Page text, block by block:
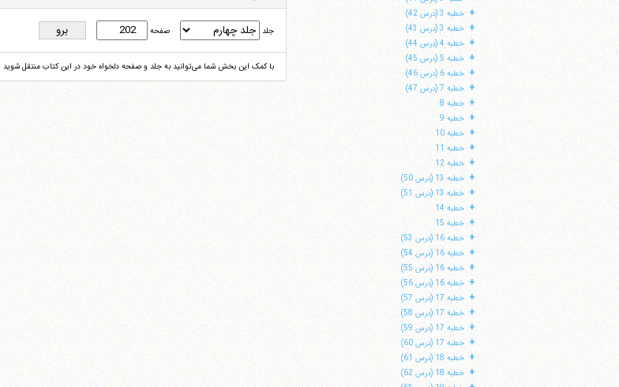
+ خطبه 3 (درس 42)
+ خطبه 3 (درس 43)
+ خطبه 4 (درس 44)
+ خطبه 5 (درس 45)
+ خطبه 6 (درس 46)
+ خطبه 7 (درس 47)
+ خطبه 8
+ خطبه 9
+ خطبه 10
+ خطبه 11
+ خطبه 12
+ خطبه 13 (درس 50)
+ خطبه 13 (درس 51)
+ خطبه 14
+ خطبه 15
+ خطبه 16 (درس 53)
+ خطبه 16 (درس 54)
+ خطبه 16 (درس 55)
+ خطبه 16 (درس 56)
+ خطبه 17 (درس 57)
+ خطبه 17 (درس 58)
+ خطبه 17 (درس 59)
+ خطبه 17 (درس 60)
+ خطبه 18 (درس 61)
+ خطبه 18 (درس 62)
جلد صفحه
با کمک این بخش شما می‌توانید به جلد و صفحه دلخواه خود در این کتاب منتقل شوید